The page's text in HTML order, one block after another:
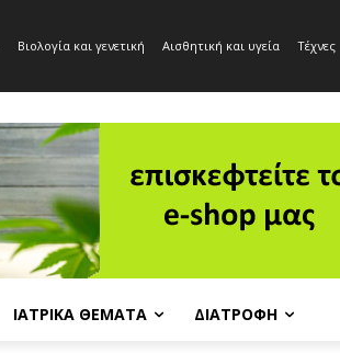
Βιολογία και γενετική Αισθητική και υγεία Τέχνες
ΙΑΤΡΙΚΆ ΘΈΜΑΤΑ ΔΙΑΤΡΟΦΉ